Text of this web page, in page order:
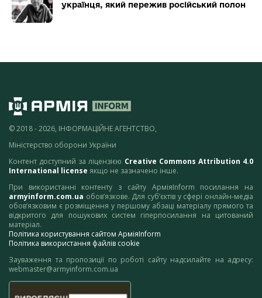
українця, який пережив російський полон
© 2018 - 2026, ІНФОРМАЦІЙНЕ АГЕНТСТВО,
Міністерство оборони України
Контент доступний за ліцензією Creative Commons Attribution 4.0
International license якщо не зазначено інше.
При використанні контенту з сайту АрміяInform посилання на
armyinform.com.ua обов’язкове. Для суб’єктів у сфері онлайн-медіа
обов’язковим є розміщення у першому абзаці матеріалу прямого та
відкритого для пошукових систем гіперпосилання на цитований
матеріал.
Політика користування сайтом АрміяInform
Політика використання файлів cookie
Зауваження та пропозиції по роботі сайту надсилайте на адресу:
webmaster@armyinform.com.ua